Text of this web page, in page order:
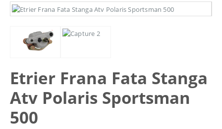
Etrier Frana Fata Stanga
Atv Polaris Sportsman
500